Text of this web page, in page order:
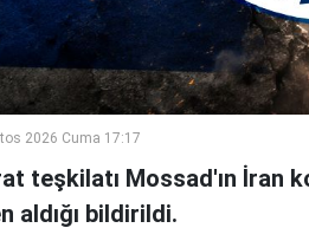
2026 Cuma 17:17
teşkilatı Mossad'ın İran
aldığı bildirildi.